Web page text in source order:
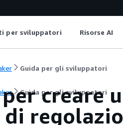
per sviluppatori Risorse AI
Guida per gli sviluppatori
Guida per gli sviluppatori
creare